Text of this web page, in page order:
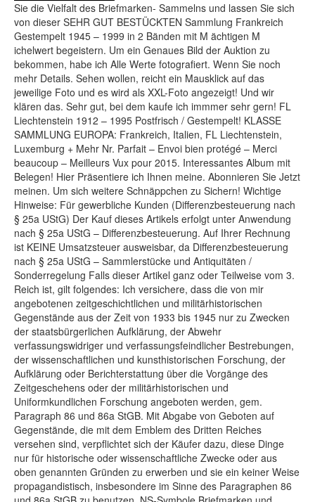
Sie die Vielfalt des Briefmarken- Sammelns und lassen Sie sich
von dieser SEHR GUT BESTÜCKTEN Sammlung Frankreich
Gestempelt 1945 – 1999 in 2 Bänden mit M ächtigen M
ichelwert begeistern. Um ein Genaues Bild der Auktion zu
bekommen, habe ich Alle Werte fotografiert. Wenn Sie noch
mehr Details. Sehen wollen, reicht ein Mausklick auf das
jeweilige Foto und es wird als XXL-Foto angezeigt! Und wir
klären das. Sehr gut, bei dem kaufe ich immmer sehr gern! FL
Liechtenstein 1912 – 1995 Postfrisch / Gestempelt! KLASSE
SAMMLUNG EUROPA: Frankreich, Italien, FL Liechtenstein,
Luxemburg + Mehr Nr. Parfait – Envoi bien protégé – Merci
beaucoup – Meilleurs Vux pour 2015. Interessantes Album mit
Belegen! Hier Präsentiere ich Ihnen meine. Abonnieren Sie Jetzt
meinen. Um sich weitere Schnäppchen zu Sichern! Wichtige
Hinweise: Für gewerbliche Kunden (Differenzbesteuerung nach
§ 25a UStG) Der Kauf dieses Artikels erfolgt unter Anwendung
nach § 25a UStG – Differenzbesteuerung. Auf Ihrer Rechnung
ist KEINE Umsatzsteuer ausweisbar, da Differenzbesteuerung
nach § 25a UStG – Sammlerstücke und Antiquitäten /
Sonderregelung Falls dieser Artikel ganz oder Teilweise vom 3.
Reich ist, gilt folgendes: Ich versichere, dass die von mir
angebotenen zeitgeschichtlichen und militärhistorischen
Gegenstände aus der Zeit von 1933 bis 1945 nur zu Zwecken
der staatsbürgerlichen Aufklärung, der Abwehr
verfassungswidriger und verfassungsfeindlicher Bestrebungen,
der wissenschaftlichen und kunsthistorischen Forschung, der
Aufklärung oder Berichterstattung über die Vorgänge des
Zeitgeschehens oder der militärhistorischen und
Uniformkundlichen Forschung angeboten werden, gem.
Paragraph 86 und 86a StGB. Mit Abgabe von Geboten auf
Gegenstände, die mit dem Emblem des Dritten Reiches
versehen sind, verpflichtet sich der Käufer dazu, diese Dinge
nur für historische oder wissenschaftliche Zwecke oder aus
oben genannten Gründen zu erwerben und sie ein keiner Weise
propagandistisch, insbesondere im Sinne des Paragraphen 86